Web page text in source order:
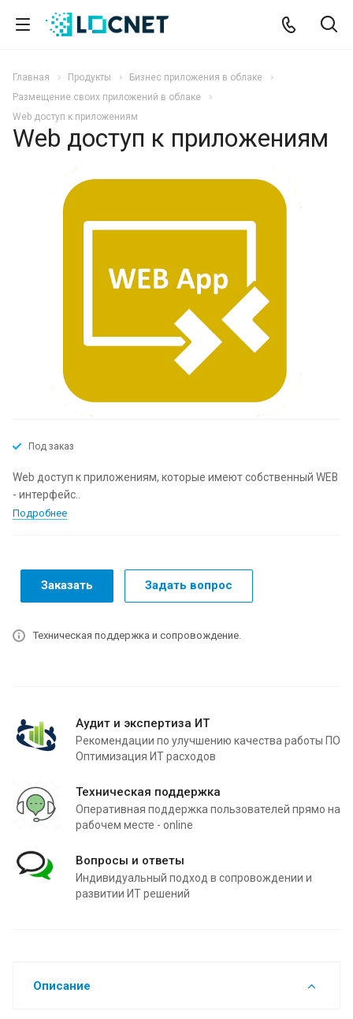
Главная Продукты
Бизнес приложения в облаке
Размещение своих приложений в облаке
Web доступ к приложениям
Web доступ к приложениям
Под заказ
Web доступ к приложениям, которые имеют собственный WEB
- интерфейс..
Подробнее
Заказать Задать вопрос
Техническая поддержка и сопровождение.
Аудит и экспертиза ИТ
Рекомендации по улучшению качества работы ПО
Оптимизация ИТ расходов
Техническая поддержка
Оперативная поддержка пользователей прямо на
рабочем месте - online
Вопросы и ответы
Индивидуальный подход в сопровождении и
развитии ИТ решений
Описание